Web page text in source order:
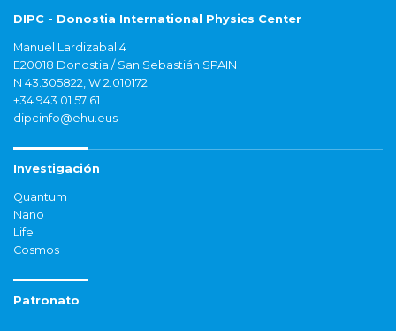
DIPC - Donostia International Physics Center
Manuel Lardizabal 4
E20018 Donostia / San Sebastián SPAIN
N 43.305822, W 2.010172
+34 943 01 57 61
dipcinfo@ehu.eus
Investigación
Quantum
Nano
Life
Cosmos
Patronato